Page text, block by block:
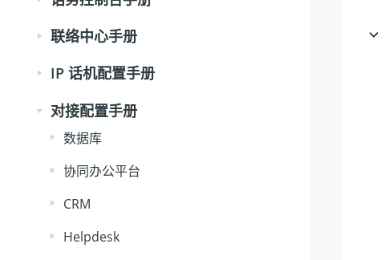
联络中心手册
IP 话机配置手册
对接配置手册
数据库
协同办公平台
CRM
Helpdesk